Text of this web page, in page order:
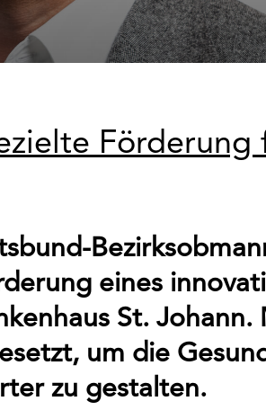
Förderung
eines
St. Johann.
um die
zu gestalten.